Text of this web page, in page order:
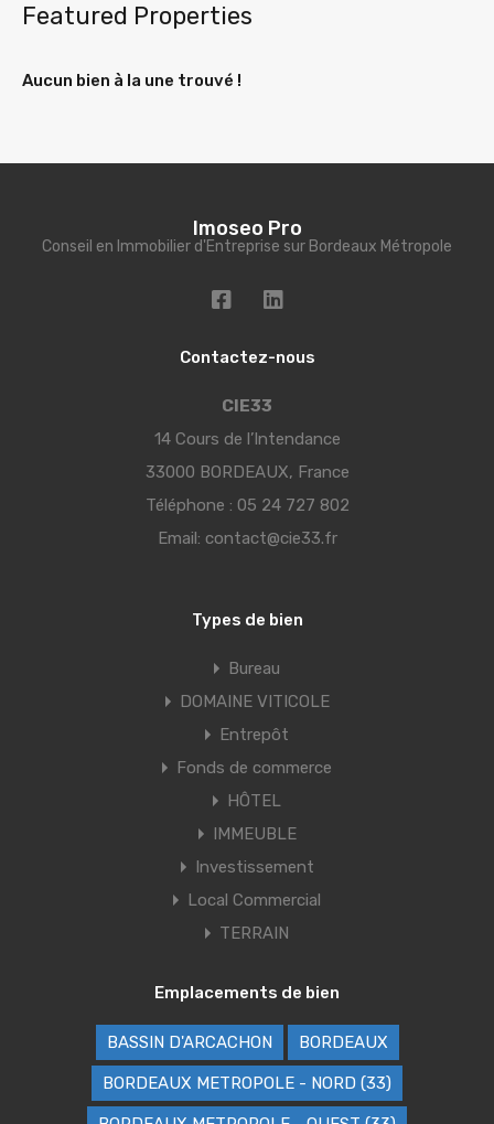
Featured Properties
Aucun bien à la une trouvé !
Imoseo Pro
Conseil en Immobilier d'Entreprise sur Bordeaux Métropole
Contactez-nous
CIE33
14 Cours de l’Intendance
33000 BORDEAUX, France
Téléphone : 05 24 727 802
Email: contact@cie33.fr
Types de bien
Bureau
DOMAINE VITICOLE
Entrepôt
Fonds de commerce
HÔTEL
IMMEUBLE
Investissement
Local Commercial
TERRAIN
Emplacements de bien
BASSIN D'ARCACHON BORDEAUX
BORDEAUX METROPOLE - NORD (33)